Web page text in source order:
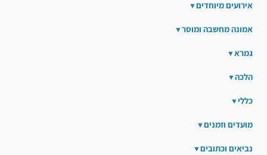
אירועים מיוחדים
אמונה מחשבה ומוסר
גמרא
הלכה
כללי
מועדים וזמנים
נביאים וכתובים